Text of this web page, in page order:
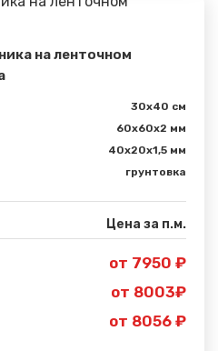
на ленточном
30x40 см
60х60х2 мм
40х20х1,5 мм
грунтовка
Цена за п.м.
от 7950 ₽
от 8003₽
от 8056 ₽